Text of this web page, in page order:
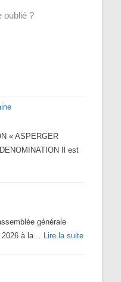
oublié ?
« ASPERGER
Il est
générale
2026 à la… Lire la suite: